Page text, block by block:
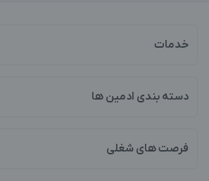
خدمات
دسته بندی ادمین ها
فرصت های شغلی